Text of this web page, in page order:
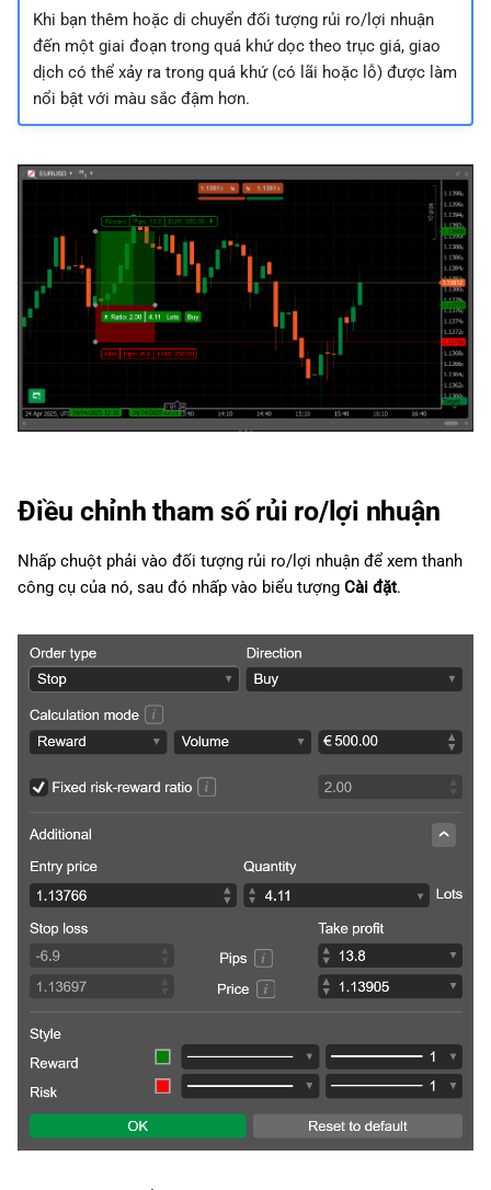
Khi bạn thêm hoặc di chuyển đối tượng rủi ro/lợi nhuận
đến một giai đoạn trong quá khứ dọc theo trục giá, giao
dịch có thể xảy ra trong quá khứ (có lãi hoặc lỗ) được làm
nổi bật với màu sắc đậm hơn.
Điều chỉnh tham số rủi ro/lợi nhuận
Nhấp chuột phải vào đối tượng rủi ro/lợi nhuận để xem thanh
công cụ của nó, sau đó nhấp vào biểu tượng Cài đặt.